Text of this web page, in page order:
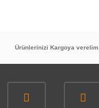
Ürünlerinizi Kargoya verelim